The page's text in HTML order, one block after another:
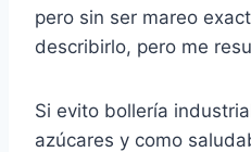
pero sin ser mareo
describirlo, pero me
Si evito bollería
azúcares y como